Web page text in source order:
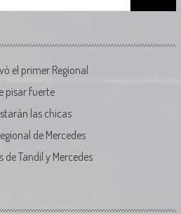
for:
el primer Regional
pisar fuerte
las chicas
de Mercedes
de Tandil y Mercedes